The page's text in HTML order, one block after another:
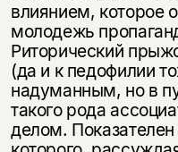
влиянием, которое
молодежь
Риторический
(да и к педофилии
надуманным, но в
такого рода
делом.